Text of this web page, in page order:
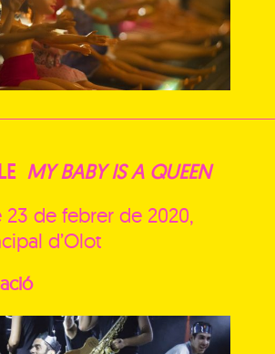
MY BABY IS A QUEEN
23 de febrer de 2020,
d’Olot